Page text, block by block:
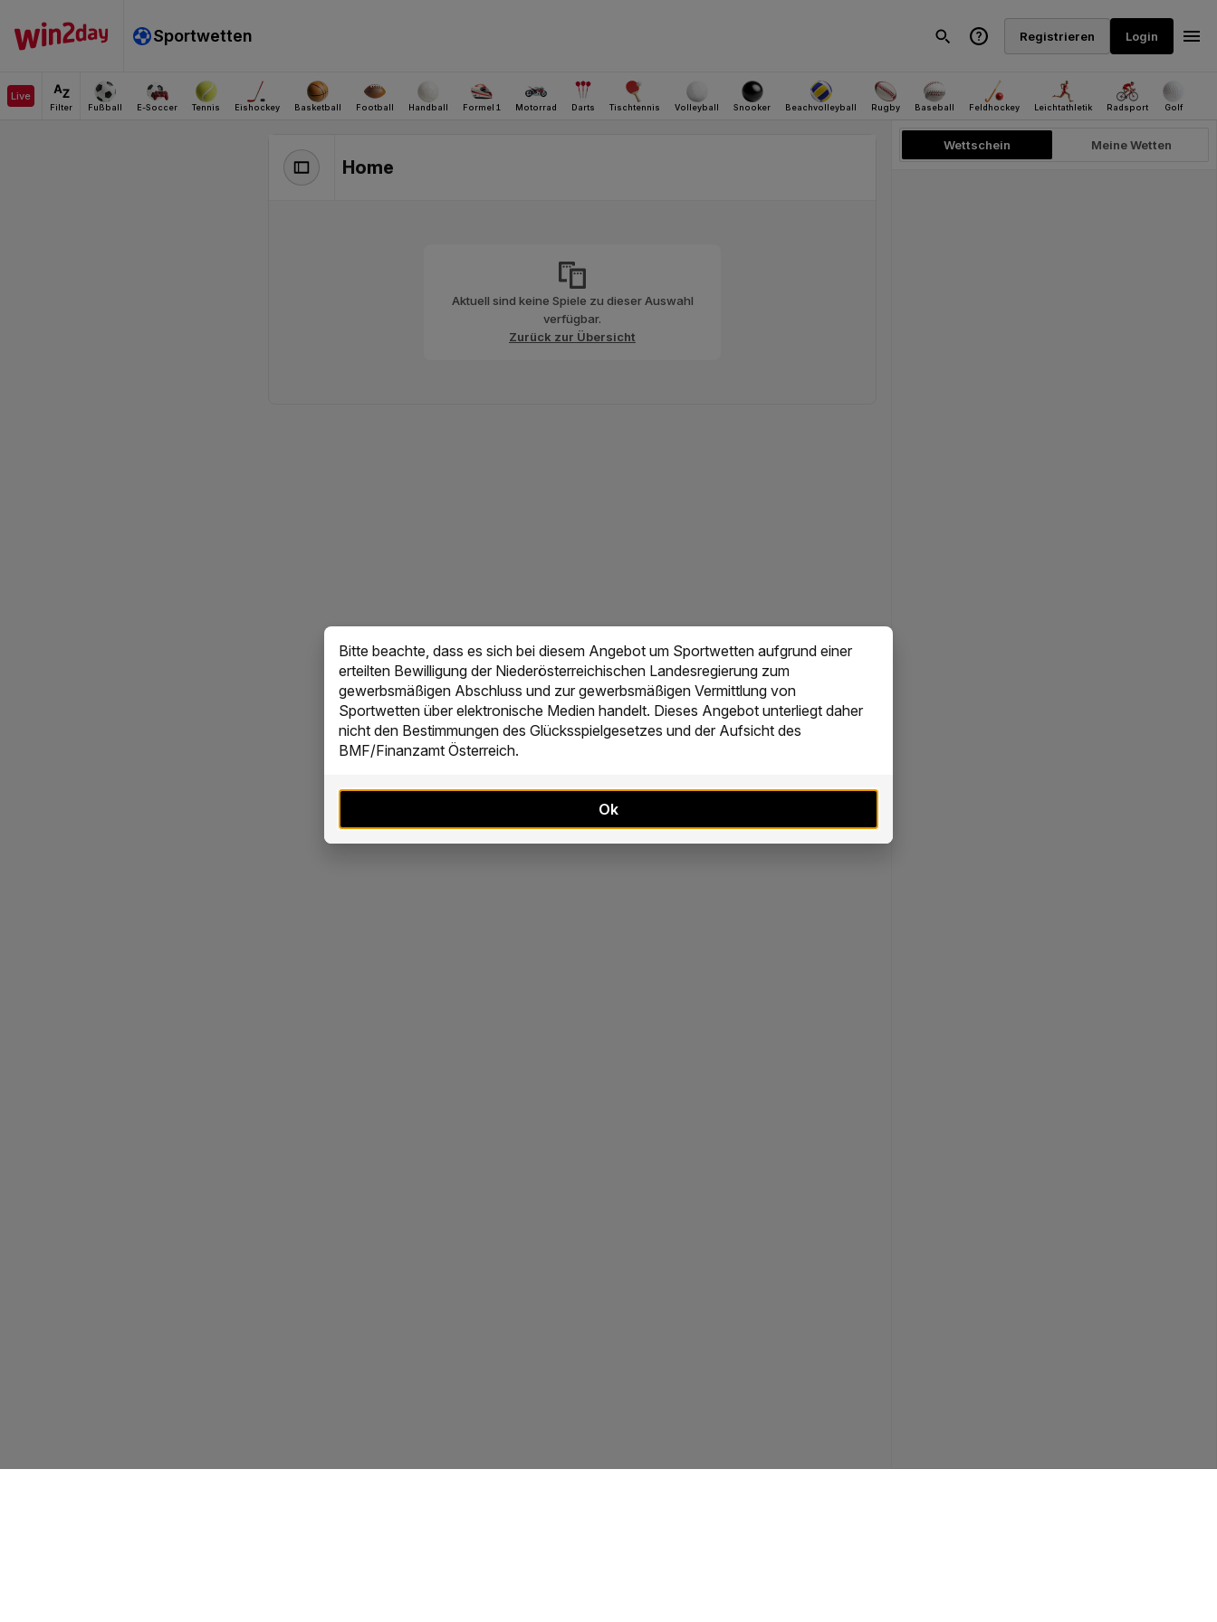
Bitte beachte, dass es sich bei diesem Angebot um Sportwetten aufgrund einer
erteilten Bewilligung der Niederösterreichischen Landesregierung zum
gewerbsmäßigen Abschluss und zur gewerbsmäßigen Vermittlung von
Sportwetten über elektronische Medien handelt. Dieses Angebot unterliegt daher
nicht den Bestimmungen des Glücksspielgesetzes und der Aufsicht des
BMF/Finanzamt Österreich.
Ok
Aktuell sind keine Spiele zu dieser Auswahl
verfügbar.
Zurück zur Übersicht